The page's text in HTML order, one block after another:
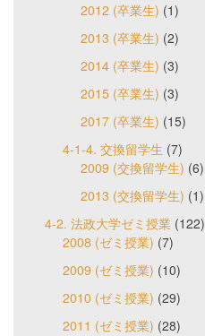
2012 (卒業生) (1)
2013 (卒業生) (2)
2014 (卒業生) (3)
2015 (卒業生) (3)
2017 (卒業生) (15)
4-1-4. 交換留学生 (7)
2009 (交換留学生) (6)
2013 (交換留学生) (1)
4-2. 法政大学ゼミ授業 (122)
2008 (ゼミ授業) (7)
2009 (ゼミ授業) (10)
2010 (ゼミ授業) (29)
2011 (ゼミ授業) (28)